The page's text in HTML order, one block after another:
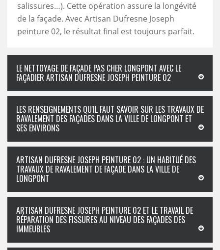
salissures…). Cette opération assure la longévité
de la façade. Avec Artisan Dufresne Joseph
peinture 02, le résultat final est toujours parfait.
LE NETTOYAGE DE FAÇADE PAS CHER LONGPONT AVEC LE
FAÇADIER ARTISAN DUFRESNE JOSEPH PEINTURE 02
LES RENSEIGNEMENTS QU'IL FAUT SAVOIR SUR LES TRAVAUX DE
RAVALEMENT DES FAÇADES DANS LA VILLE DE LONGPONT ET
SES ENVIRONS
ARTISAN DUFRESNE JOSEPH PEINTURE 02 : UN HABITUÉ DES
TRAVAUX DE RAVALEMENT DE FAÇADE DANS LA VILLE DE
LONGPONT
ARTISAN DUFRESNE JOSEPH PEINTURE 02 ET LE TRAVAIL DE
RÉPARATION DES FISSURES AU NIVEAU DES FAÇADES DES
IMMEUBLES